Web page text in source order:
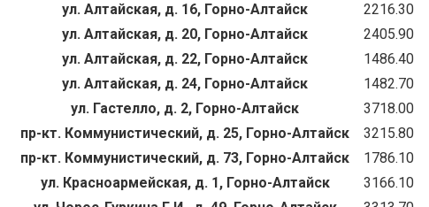
ул. Алтайская, д. 16, Горно-Алтайск
2216.30
ул. Алтайская, д. 20, Горно-Алтайск
2405.90
ул. Алтайская, д. 22, Горно-Алтайск
1486.40
ул. Алтайская, д. 24, Горно-Алтайск
1482.70
ул. Гастелло, д. 2, Горно-Алтайск
3718.00
пр-кт. Коммунистический, д. 25, Горно-Алтайск
3215.80
пр-кт. Коммунистический, д. 73, Горно-Алтайск
1786.10
ул. Красноармейская, д. 1, Горно-Алтайск
3166.10